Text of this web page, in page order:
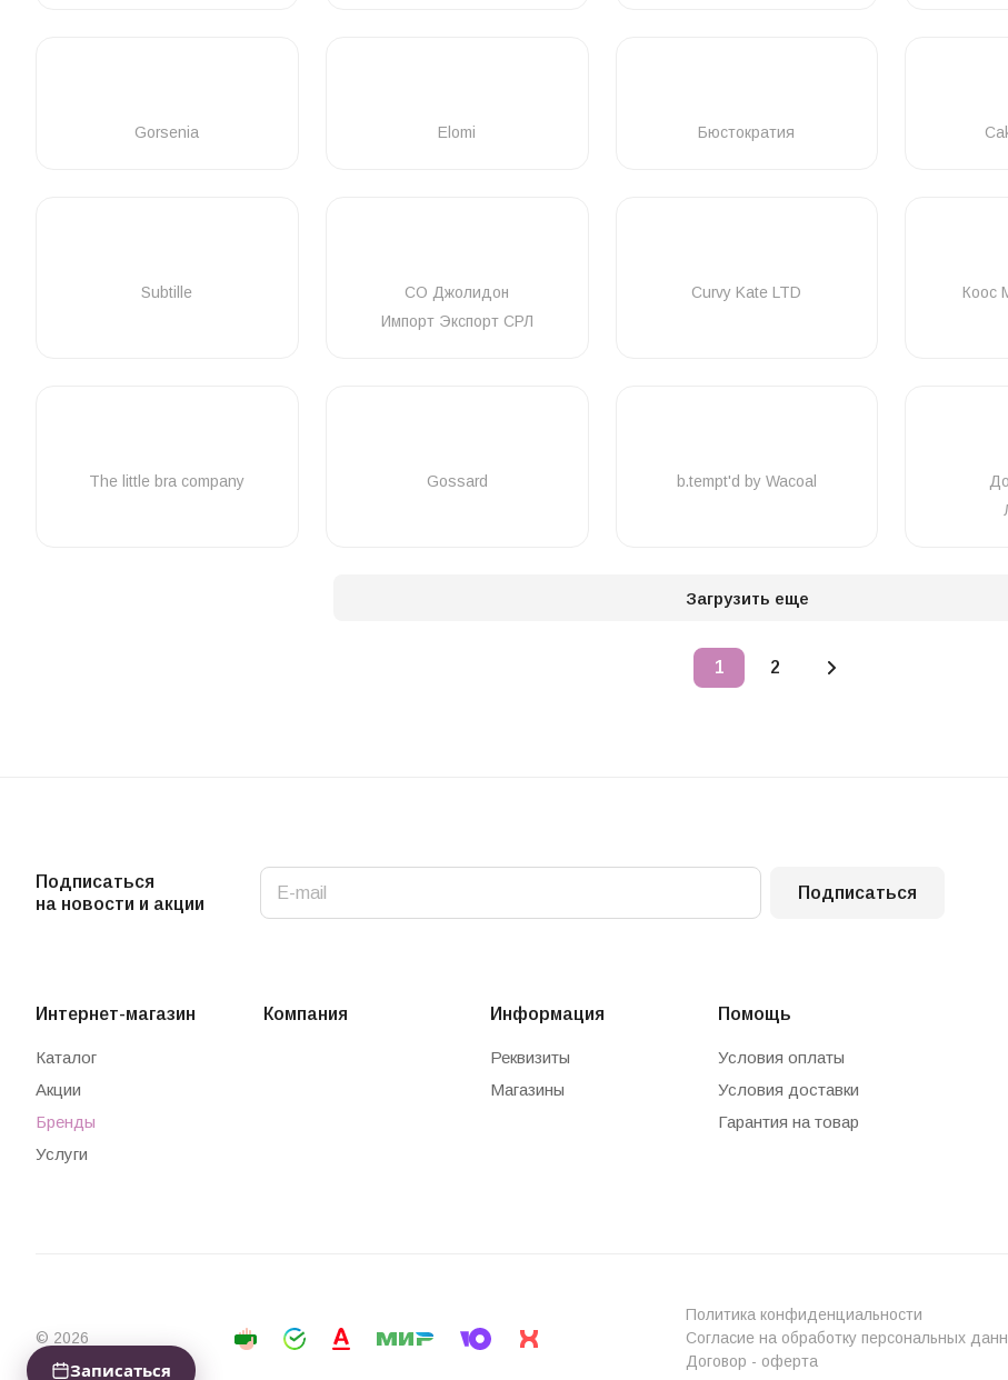
Gorsenia Elomi Бюстократия
Subtille
СО Джолидон
Импорт Экспорт СРЛ
Curvy Kate LTD
Коос
The little bra company Gossard b.tempt'd by Wacoal
Загрузить еще
1 2
Подписаться
на новости и акции
Подписаться
Интернет-магазин
Каталог
Акции
Бренды
Услуги
Компания Информация
Реквизиты
Магазины
Помощь
Условия оплаты
Условия доставки
Гарантия на товар
© 2026
Политика конфиденциальности
Согласие на обработку персональных
Договор - оферта
Записаться